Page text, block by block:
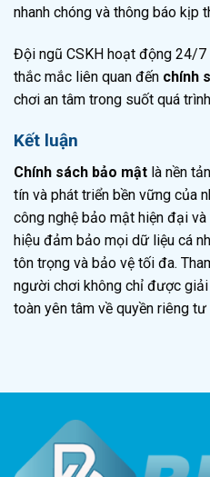
nhanh chóng và thông báo kịp
Đội ngũ CSKH hoạt động 24/
thắc mắc liên quan đến chính
chơi an tâm trong suốt quá
Kết luận
Chính sách bảo mật là nền
tín và phát triển bền vững của
công nghệ bảo mật hiện đại
hiệu đảm bảo mọi dữ liệu cá
tôn trọng và bảo vệ tối đa.
người chơi không chỉ được
toàn yên tâm về quyền riêng tư